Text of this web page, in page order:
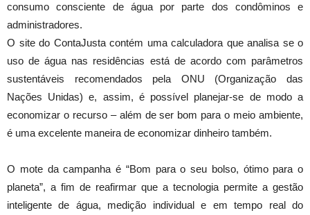
consumo consciente de água por parte dos condôminos e
administradores.
O site do ContaJusta contém uma calculadora que analisa se o
uso de água nas residências está de acordo com parâmetros
sustentáveis recomendados pela ONU (Organização das
Nações Unidas) e, assim, é possível planejar-se de modo a
economizar o recurso – além de ser bom para o meio ambiente,
é uma excelente maneira de economizar dinheiro também.
O mote da campanha é “Bom para o seu bolso, ótimo para o
planeta”, a fim de reafirmar que a tecnologia permite a gestão
inteligente de água, medição individual e em tempo real do